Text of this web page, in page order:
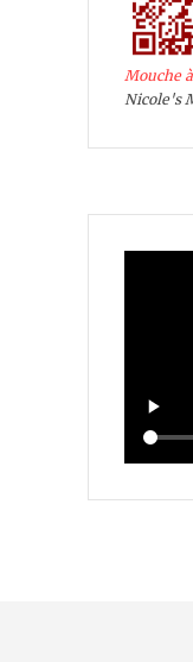
Mouche
Nicole's